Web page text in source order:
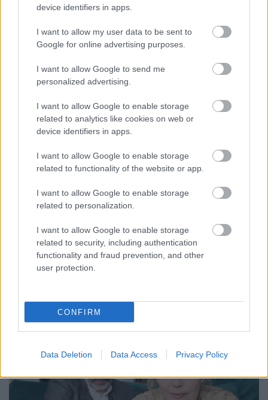
device identifiers in apps.
I want to allow my user data to be sent to
Google for online advertising purposes.
I want to allow Google to send me
personalized advertising.
I want to allow Google to enable storage
related to analytics like cookies on web or
device identifiers in apps.
I want to allow Google to enable storage
related to functionality of the website or app.
I want to allow Google to enable storage
related to personalization.
I want to allow Google to enable storage
related to security, including authentication
functionality and fraud prevention, and other
user protection.
CONFIRM
Data Deletion Data Access Privacy Policy
"Csak engedjenek át a határon,
jövünk!"
mtothorsi 2020. július 13.
Augusztus 21. és 29. között, a tervezett és már
meghirdetett versenyprogrammal, magas művészi